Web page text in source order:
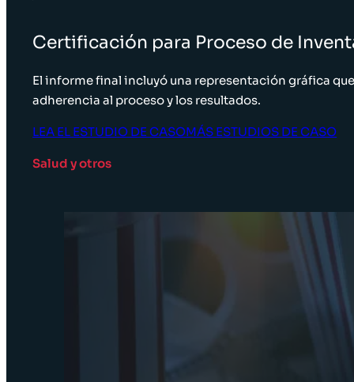
Certificación para Proceso de
El informe final incluyó una representación gráfica
adherencia al proceso y los resultados.
LEA EL ESTUDIO DE CASOMÁS ESTUDIOS DE CASO
Salud y otros